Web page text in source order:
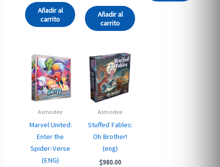
Añadir al
carrito
Añadir al
carrito
Asmodee
Marvel United:
Enter the
Spider-Verse
(ENG)
Asmodee
Stuffed Fables:
Oh Brother!
(eng)
$980.00